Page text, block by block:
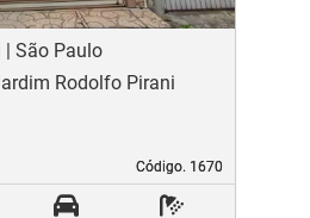
São Paulo
Código. 1670
Código. 1670
Rodolfo Pirani